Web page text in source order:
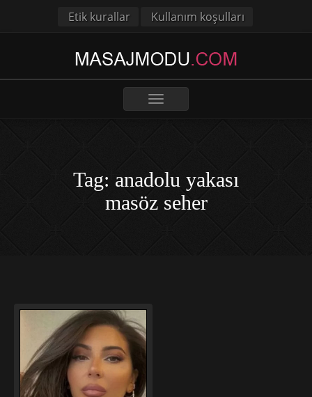
Etik kurallar Kullanım koşulları
Toggle
Tag: anadolu yakası
masöz seher